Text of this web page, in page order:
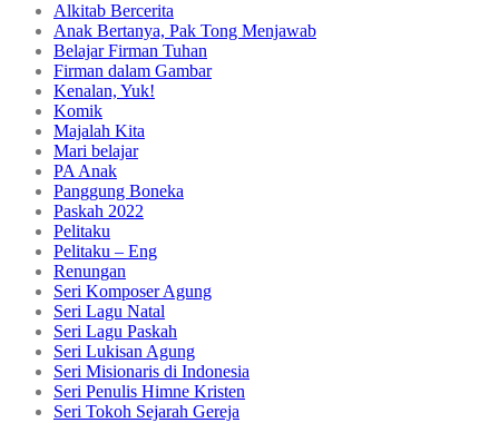
Alkitab Bercerita
Anak Bertanya, Pak Tong Menjawab
Belajar Firman Tuhan
Firman dalam Gambar
Kenalan, Yuk!
Komik
Majalah Kita
Mari belajar
PA Anak
Panggung Boneka
Paskah 2022
Pelitaku
Pelitaku – Eng
Renungan
Seri Komposer Agung
Seri Lagu Natal
Seri Lagu Paskah
Seri Lukisan Agung
Seri Misionaris di Indonesia
Seri Penulis Himne Kristen
Seri Tokoh Sejarah Gereja